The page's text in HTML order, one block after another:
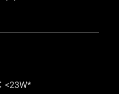
<23W*